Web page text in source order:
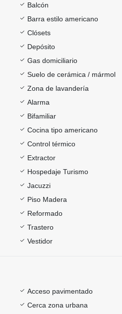
Balcón
Barra estilo americano
Clósets
Depósito
Gas domiciliario
Suelo de cerámica / mármol
Zona de lavandería
Alarma
Bifamiliar
Cocina tipo americano
Control térmico
Extractor
Hospedaje Turismo
Jacuzzi
Piso Madera
Reformado
Trastero
Vestidor
Acceso pavimentado
Cerca zona urbana